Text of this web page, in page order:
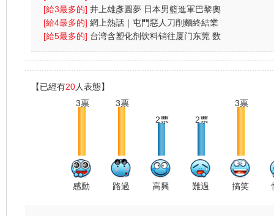
戏受伤一
[給3最多的] 井上雄彥圓夢 日本男籃進軍巴黎奧
運
[給4最多的] 網上熱話｜屯門惡人刀削麵終結業
網民：為兩蚊
[給5最多的] 台湾含塑化剂饮料销往厦门东莞 数
量约五六
【已經有20人表態】
3票
感動
3票
路過
2票
高興
2票
難過
3票
搞笑